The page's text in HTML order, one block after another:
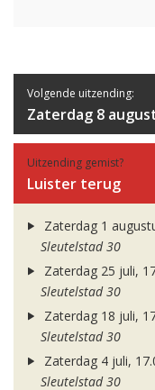
Volgende uitzending:
Zaterdag 8
Uitzending gemist?
Luister terug
Zaterdag 1
Sleutelstad 30
Zaterdag 25 juli,
Sleutelstad 30
Zaterdag 18 juli,
Sleutelstad 30
Zaterdag 4 juli,
Sleutelstad 30